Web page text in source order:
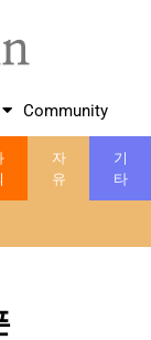
Community
자
유
기
타